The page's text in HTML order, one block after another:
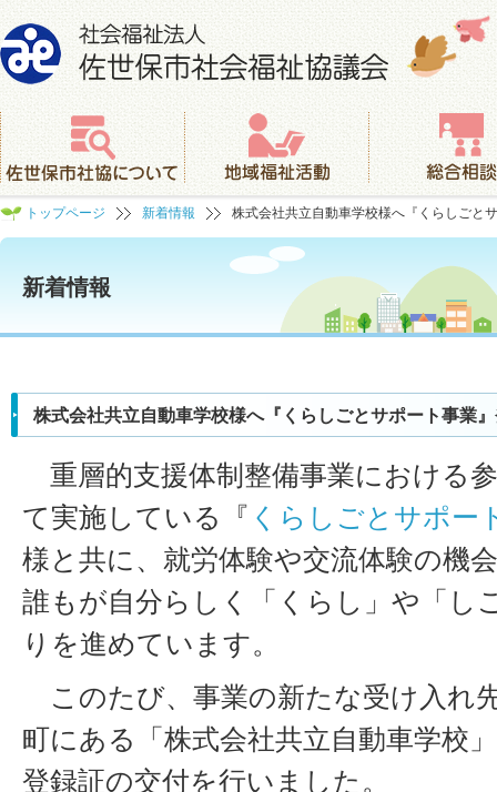
社会福祉法人 佐世保市社会福祉協議会
佐世保市社協について
地域福祉活動
総合相談
トップページ
新着情報 株式会社共立自動車学校様へ『くらしごと
新着情報
株式会社共立自動車学校様へ『くらしごとサポート事業
重層的支援体制整備事業における
て実施している『 くらしごとサポー
様と共に、就労体験や交流体験の機
誰もが自分らしく「くらし」や「し
りを進めています。
このたび、事業の新たな受け入れ
町にある「株式会社共立自動車学校
登録証の交付を行いました。